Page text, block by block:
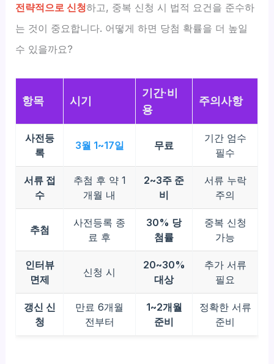
전략적으로 신청하고, 중복 신청 시 법적 요건을 준수하
는 것이 중요합니다. 어떻게 하면 당첨 확률을 더 높일
수 있을까요?
항목 시기
기간·비
용
주의사항
사전등
록
3월 1~17일 무료
기간 엄수
필수
서류 접
수
추첨 후 약 1
개월 내
2~3주 준
비
서류 누락
주의
추첨
사전등록 종
료 후
30% 당
첨률
중복 신청
가능
인터뷰
면제
신청 시
20~30%
대상
추가 서류
필요
갱신 신
청
만료 6개월
전부터
1~2개월
준비
정확한 서류
준비